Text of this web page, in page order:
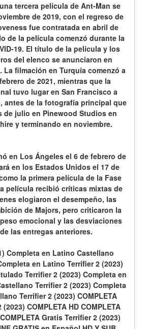
tercera película de Ant-Man se
de 2019, con el regreso de
fue contratada en abril de
de la película comenzó durante la
19. El título de la película y los
del elenco se anunciaron en
La filmación en Turquía comenzó a
de 2021, mientras que la
tuvo lugar en San Francisco a
antes de la fotografía principal que
de julio en Pinewood Studios en
y terminando en noviembre.
en Los Ángeles el 6 de febrero de
en los Estados Unidos el 17 de
la primera película de la Fase
película recibió críticas mixtas de
elogiaron el desempeño, las
de Majors, pero criticaron la
emocional y las desviaciones
las entregas anteriores.
Completa en Latino Castellano
en Latino Terrifier 2 (2023)
Terrifier 2 (2023) Completa en
Terrifier 2 (2023) Completa
Terrifier 2 (2023) COMPLETA
COMPLETA HD COMPLETA
Gratis Terrifier 2 (2023)